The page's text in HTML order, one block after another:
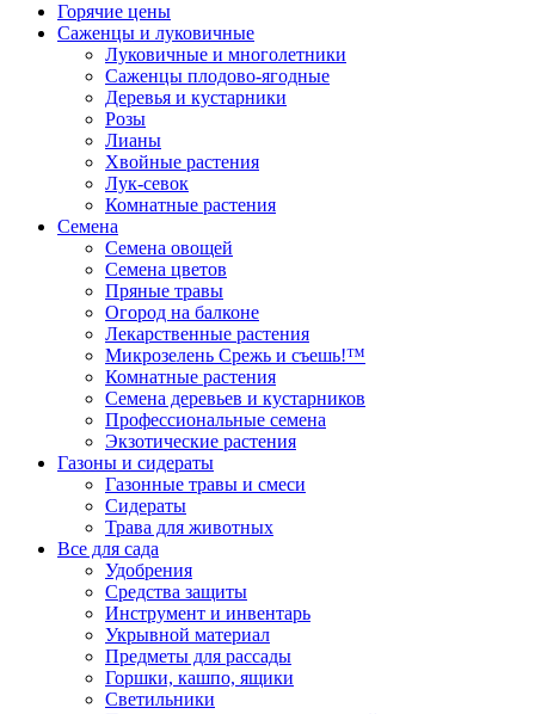
Горячие цены
Саженцы и луковичные
Луковичные и многолетники
Саженцы плодово-ягодные
Деревья и кустарники
Розы
Лианы
Хвойные растения
Лук-севок
Комнатные растения
Семена
Семена овощей
Семена цветов
Пряные травы
Огород на балконе
Лекарственные растения
Микрозелень Срежь и съешь!™
Комнатные растения
Семена деревьев и кустарников
Профессиональные семена
Экзотические растения
Газоны и сидераты
Газонные травы и смеси
Сидераты
Трава для животных
Все для сада
Удобрения
Средства защиты
Инструмент и инвентарь
Укрывной материал
Предметы для рассады
Горшки, кашпо, ящики
Светильники